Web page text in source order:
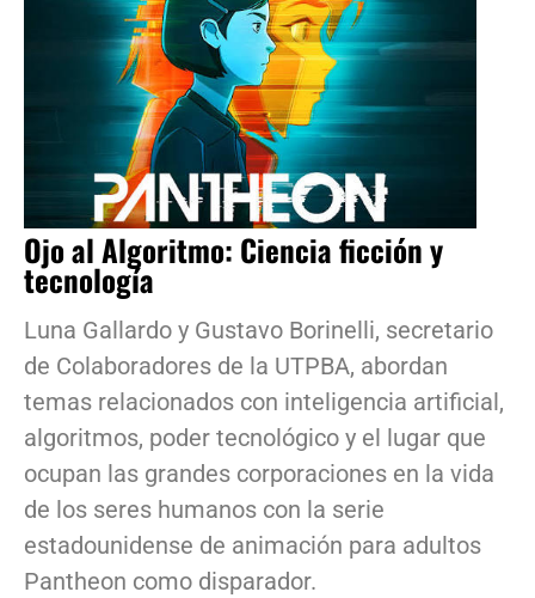
Ojo al Algoritmo: Ciencia ficción y
tecnología
Luna Gallardo y Gustavo Borinelli, secretario
de Colaboradores de la UTPBA, abordan
temas relacionados con inteligencia artificial,
algoritmos, poder tecnológico y el lugar que
ocupan las grandes corporaciones en la vida
de los seres humanos con la serie
estadounidense de animación para adultos
Pantheon como disparador.